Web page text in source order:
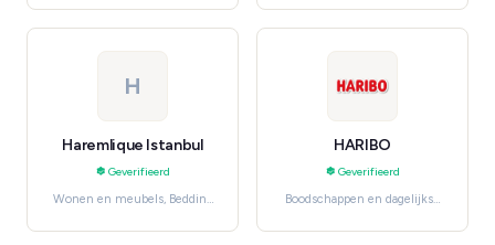
Fashion
benodigdheden
H
Haremlique Istanbul
Geverifieerd
Wonen en meubels, Bedding
HARIBO
Geverifieerd
Boodschappen en dagelijkse
Confectionery